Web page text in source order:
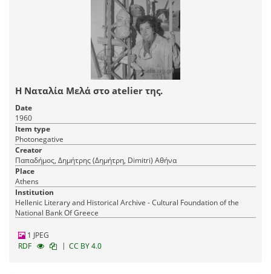
Η Ναταλία Μελά στο atelier της.
Date
1960
Item type
Photonegative
Creator
Παπαδήμος, Δημήτρης (Δημήτρη, Dimitri) Αθήνα
Place
Athens
Institution
Hellenic Literary and Historical Archive - Cultural Foundation of the
National Bank Of Greece
1 JPEG
RDF
| CC BY 4.0